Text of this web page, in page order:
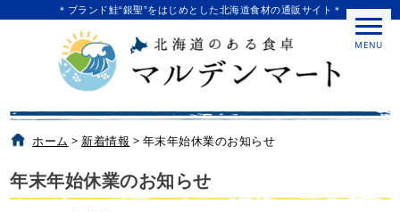
＊ブランド鮭“銀聖”をはじめとした北海道食材の通販サイト＊
MENU
ホーム >新着情報 > 年末年始休業のお知らせ
年末年始休業のお知らせ